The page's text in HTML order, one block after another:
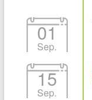
01
Sep.
15
Sep.